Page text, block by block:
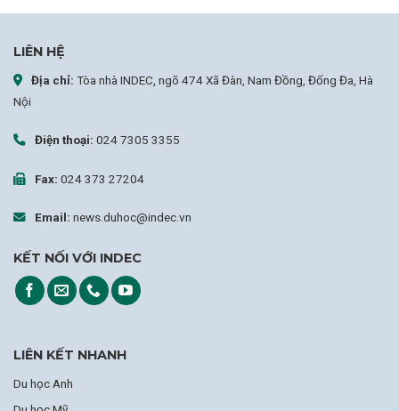
LIÊN HỆ
Địa chỉ: Tòa nhà INDEC, ngõ 474 Xã Đàn, Nam Đồng, Đống Đa, Hà
Nội
Điện thoại: 024 7305 3355
Fax: 024 373 27204
Email: news.duhoc@indec.vn
KẾT NỐI VỚI INDEC
LIÊN KẾT NHANH
Du học Anh